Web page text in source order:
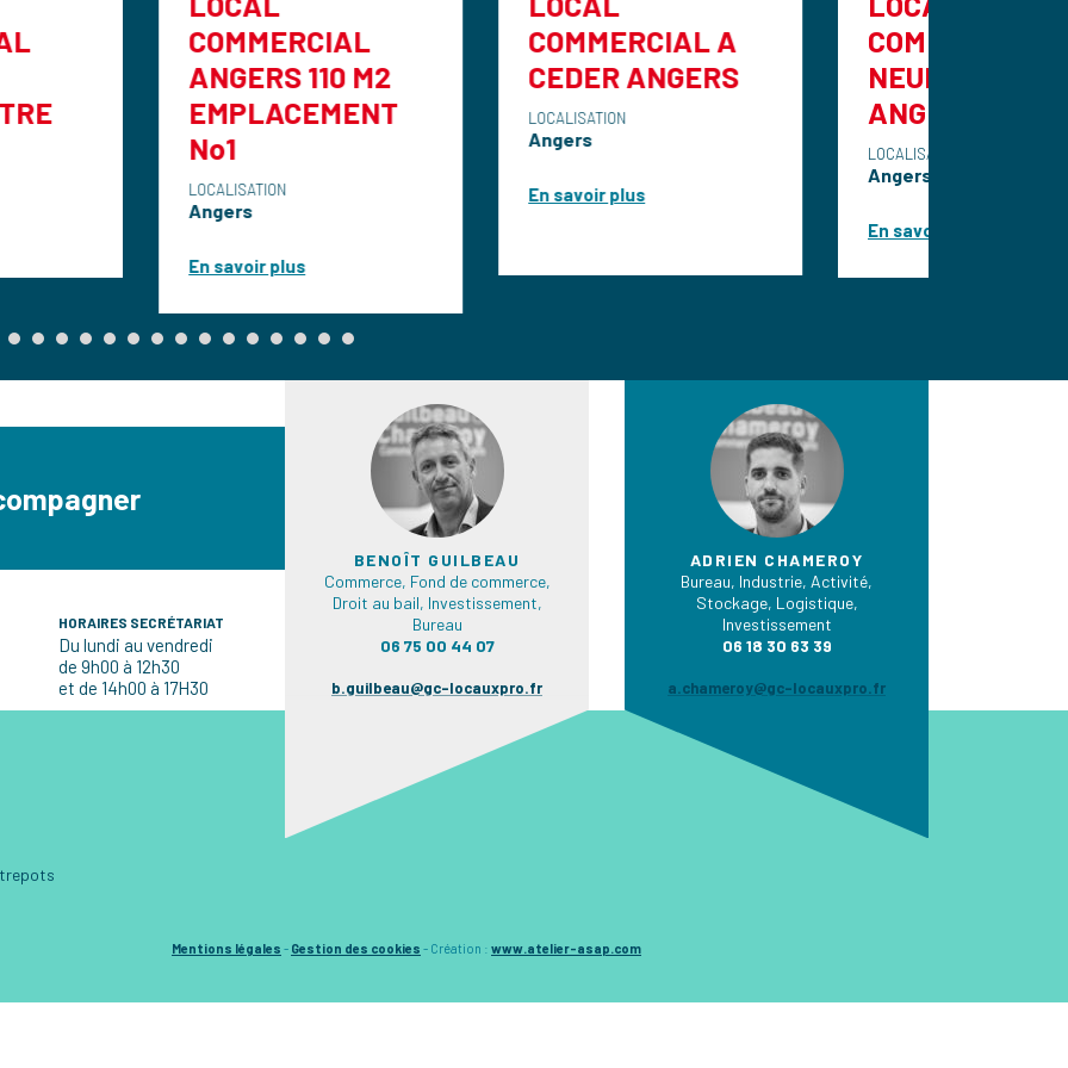
COMMERCIAL
ANGERS 110 M2
EMPLACEMENT
COMMERCIAL A
CEDER ANGERS
COMMERCIAL
NEUF A LOUER
HORAIRES SECRÉTARIAT
Du lundi au vendredi
de 9h00 à 12h30
et de 14h00 à 17H30
BENOÎT GUILBEAU
Commerce, Fond de commerce,
Droit au bail, Investissement,
Bureau
06 75 00 44 07
b.guilbeau@gc-locauxpro.fr
ADRIEN CHAMEROY
Bureau, Industrie, Activité,
Stockage, Logistique,
Investissement
06 18 30 63 39
a.chameroy@gc-locauxpro.fr
Mentions légales - Gestion des cookies - Création : www.atelier-asap.com